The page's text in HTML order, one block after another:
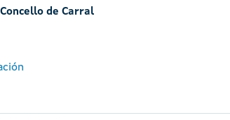
de Carral